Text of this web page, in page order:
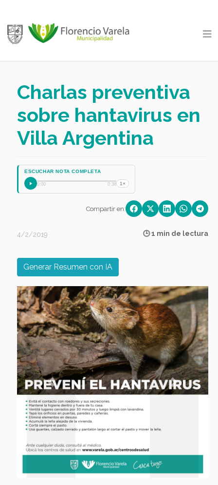
Charlas preventiva
sobre hantavirus en
Villa Argentina
ESCUCHAR NOTA COMPLETA
0:00 0:38 1×
Compartir en:
4/2/2019 🕒 1 min de lectura
Generar Resumen con IA
Previous Next